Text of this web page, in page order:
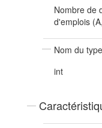
Nombre de
d'emplois
Nom du type
int